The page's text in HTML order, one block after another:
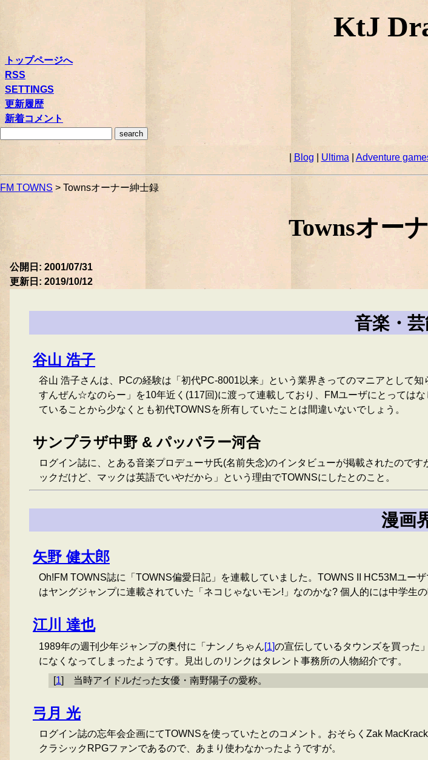
KtJ
トップページへ
RSS
SETTINGS
更新履歴
新着コメント
Blog Ultima Adventure
FM TOWNS > Townsオーナー紳士録
Townsオー
公開日: 2001/07/31
更新日: 2019/10/12
音楽・
谷山 浩子
谷山 浩子さんは、PCの経験は「初代PC-8001以来」という業界きってのマニアとして
すんぜん☆なのらー」を10年近く(117回)に渡って連載しており、FMユーザにとっては
ていることから少なくとも初代TOWNSを所有していたことは間違いないでしょう。
サンプラザ中野 & パッパラー河合
ログイン誌に、とある音楽プロデューサ氏(名前失念)のインタビューが掲載されたので
ックだけど、マックは英語でいやだから」という理由でTOWNSにしたとのこと。
漫画
矢野 健太郎
Oh!FM TOWNS誌に「TOWNS偏愛日記」を連載していました。TOWNS II HC53Mユー
はヤングジャンプに連載されていた「ネコじゃないモン!」なのかな? 個人的には中学生
江川 達也
1989年の週刊少年ジャンプの奥付に「ナンノちゃん[1]の宣伝しているタウンズを買った
になくなってしまったようです。見出しのリンクはタレント事務所の人物紹介です。
[1] 当時アイドルだった女優・南野陽子の愛称。
弓月 光
ログイン誌の忘年会企画にてTOWNSを使っていたとのコメント。おそらくZak
クラシックRPGファンであるので、あまり使わなかったようですが。